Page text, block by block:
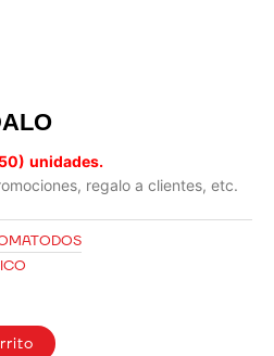
unidades.
regalo a clientes, etc.